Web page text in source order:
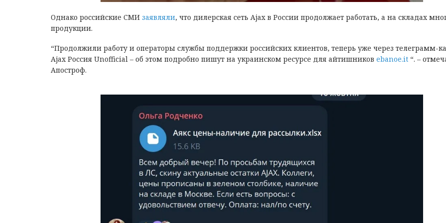
Однако российские СМИ заявляли, что дилерская сеть Ajax в России продолжает работать, а на складах
продукции.
“Продолжили работу и операторы службы поддержки российских клиентов, теперь уже через телеграмм-
Ajax Россия Unofficial – об этом подробно пишут на украинском ресурсе для айтишников ebanoe.it “. –
Апостроф.